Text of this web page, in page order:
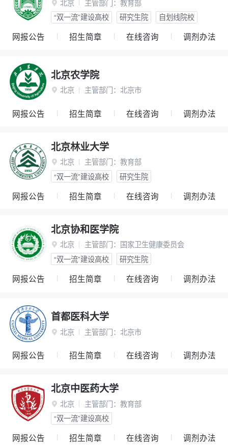
 北京 主管部门： 教育部
“双一流”建设高校
研究生院 自划线院校
网报公告 招生简章 在线咨询 调剂办法
北京农学院
 北京 主管部门： 北京市
网报公告 招生简章 在线咨询 调剂办法
北京林业大学
 北京 主管部门： 教育部
“双一流”建设高校
研究生院
网报公告 招生简章 在线咨询 调剂办法
北京协和医学院
 北京 主管部门： 国家卫生健康委员会
“双一流”建设高校
研究生院
网报公告 招生简章 在线咨询 调剂办法
首都医科大学
 北京 主管部门： 北京市
网报公告 招生简章 在线咨询 调剂办法
北京中医药大学
 北京 主管部门： 教育部
“双一流”建设高校
网报公告 招生简章 在线咨询 调剂办法